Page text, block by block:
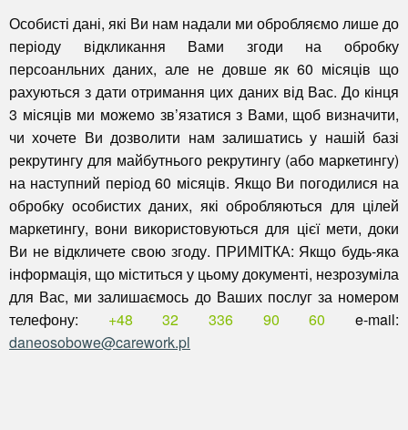
Особисті дані, які Ви нам надали ми обробляємо лише до
періоду відкликання Вами згоди на обробку
персоанльних даних, але не довше як 60 місяців що
рахуються з дати отримання цих даних від Вас. До кінця
3 місяців ми можемо зв’язатися з Вами, щоб визначити,
чи хочете Ви дозволити нам залишатись у нашій базі
рекрутингу для майбутнього рекрутингу (або маркетингу)
на наступний період 60 місяців. Якщо Ви погодилися на
обробку особистих даних, які обробляються для цілей
маркетингу, вони використовуються для цієї мети, доки
Ви не відкличете свою згоду. ПРИМІТКА: Якщо будь-яка
інформація, що міститься у цьому документі, незрозуміла
для Вас, ми залишаємось до Ваших послуг за номером
телефону: +48 32 336 90 60 e-mail:
daneosobowe@carework.pl